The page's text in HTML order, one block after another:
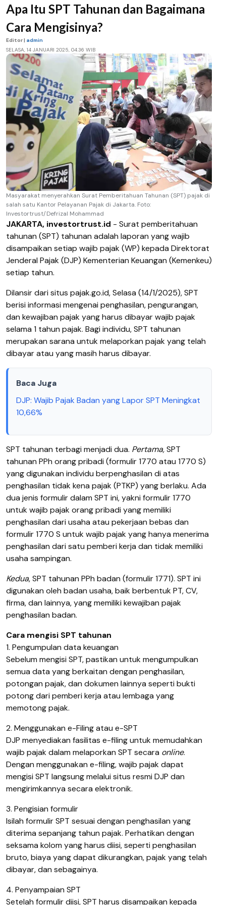
Apa Itu SPT Tahunan dan Bagaimana
Cara Mengisinya?
Editor | admin
SELASA, 14 JANUARI 2025, 04.36 WIB
Masyarakat menyerahkan Surat Pemberitahuan Tahunan (SPT) pajak di
salah satu Kantor Pelayanan Pajak di Jakarta. Foto:
Investortrust/Defrizal Mohammad
JAKARTA, investortrust.id - Surat pemberitahuan
tahunan (SPT) tahunan adalah laporan yang wajib
disampaikan setiap wajib pajak (WP) kepada Direktorat
Jenderal Pajak (DJP) Kementerian Keuangan (Kemenkeu)
setiap tahun.
Dilansir dari situs pajak.go.id, Selasa (14/1/2025), SPT
berisi informasi mengenai penghasilan, pengurangan,
dan kewajiban pajak yang harus dibayar wajib pajak
selama 1 tahun pajak. Bagi individu, SPT tahunan
merupakan sarana untuk melaporkan pajak yang telah
dibayar atau yang masih harus dibayar.
Baca Juga
DJP: Wajib Pajak Badan yang Lapor SPT Meningkat
10,66%
SPT tahunan terbagi menjadi dua. Pertama,SPT
tahunan PPh orang pribadi (formulir 1770 atau 1770 S)
yang digunakan individu berpenghasilan di atas
penghasilan tidak kena pajak (PTKP) yang berlaku. Ada
dua jenis formulir dalam SPT ini, yakni formulir 1770
untuk wajib pajak orang pribadi yang memiliki
penghasilan dari usaha atau pekerjaan bebas dan
formulir 1770 S untuk wajib pajak yang hanya menerima
penghasilan dari satu pemberi kerja dan tidak memiliki
usaha sampingan.
Kedua, SPT tahunan PPh badan (formulir 1771). SPT ini
digunakan oleh badan usaha, baik berbentuk PT, CV,
firma, dan lainnya, yang memiliki kewajiban pajak
penghasilan badan.
Cara mengisi SPT tahunan
1. Pengumpulan data keuangan
Sebelum mengisi SPT, pastikan untuk mengumpulkan
semua data yang berkaitan dengan penghasilan,
potongan pajak, dan dokumen lainnya seperti bukti
potong dari pemberi kerja atau lembaga yang
memotong pajak.
2. Menggunakan e-Filing atau e-SPT
DJP menyediakan fasilitas e-filing untuk memudahkan
wajib pajak dalam melaporkan SPT secara online.
Dengan menggunakan e-filing, wajib pajak dapat
mengisi SPT langsung melalui situs resmi DJP dan
mengirimkannya secara elektronik.
3. Pengisian formulir
Isilah formulir SPT sesuai dengan penghasilan yang
diterima sepanjang tahun pajak. Perhatikan dengan
seksama kolom yang harus diisi, seperti penghasilan
bruto, biaya yang dapat dikurangkan, pajak yang telah
dibayar, dan sebagainya.
4. Penyampaian SPT
Setelah formulir diisi, SPT harus disampaikan kepada